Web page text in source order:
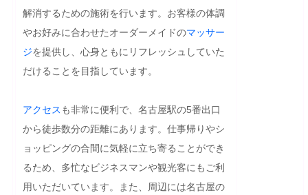
解消するための施術を行います。お客様の体調
やお好みに合わせたオーダーメイドのマッサー
ジを提供し、心身ともにリフレッシュしていた
だけることを目指しています。
アクセス も非常に便利で、名古屋駅の5番出口
から徒歩数分の距離にあります。仕事帰りやシ
ョッピングの合間に気軽に立ち寄ることができ
るため、多忙なビジネスマンや観光客にもご利
用いただいています。また、周辺には名古屋の